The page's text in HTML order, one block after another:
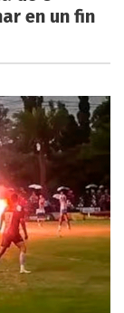
en un fin